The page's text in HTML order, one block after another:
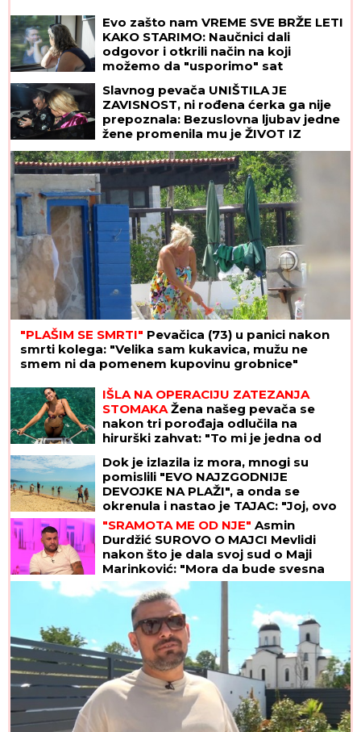
Evo zašto nam VREME SVE BRŽE LETI
KAKO STARIMO: Naučnici dali
odgovor i otkrili način na koji
možemo da "usporimo" sat
Slavnog pevača UNIŠTILA JE
ZAVISNOST, ni rođena ćerka ga nije
prepoznala: Bezuslovna ljubav jedne
žene promenila mu je ŽIVOT IZ
KORENA
"PLAŠIM SE SMRTI" Pevačica (73) u panici nakon
smrti kolega: "Velika sam kukavica, mužu ne
smem ni da pomenem kupovinu grobnice"
IŠLA NA OPERACIJU ZATEZANJA
STOMAKA Žena našeg pevača se
nakon tri porođaja odlučila na
hirurški zahvat: "To mi je jedna od
Dok je izlazila iz mora, mnogi su
pomislili "EVO NAJZGODNIJE
DEVOJKE NA PLAŽI", a onda se
okrenula i nastao je TAJAC: "Joj, ovo
izgleda kao žuljevi"
"SRAMOTA ME OD NJE" Asmin
Durdžić SUROVO O MAJCI Mevlidi
nakon što je dala svoj sud o Maji
Marinković: "Mora da bude svesna
da je domaćica!"